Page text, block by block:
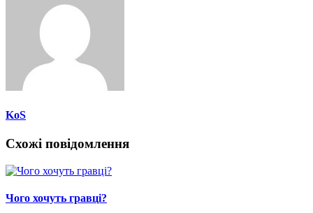
KoS
Схожі повідомлення
Чого хочуть гравці?